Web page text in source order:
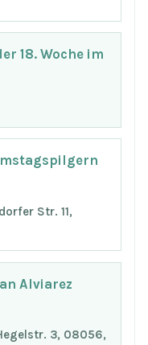
18. Woche im
Str. 11,
Alviarez
3, 08056,